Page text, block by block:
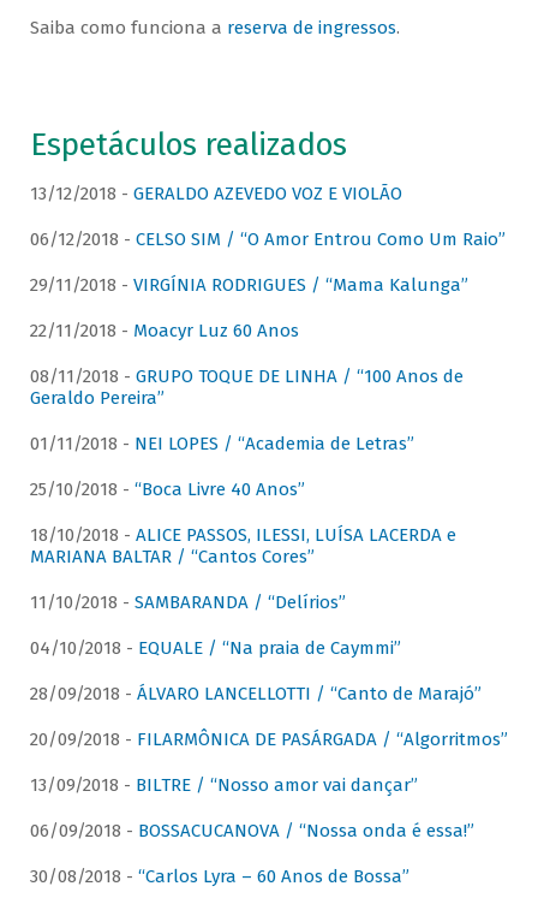
Saiba como funciona a reserva de ingressos.
Espetáculos realizados
13/12/2018 - GERALDO AZEVEDO VOZ E VIOLÃO
06/12/2018 - CELSO SIM / “O Amor Entrou Como Um Raio”
29/11/2018 - VIRGÍNIA RODRIGUES / “Mama Kalunga”
22/11/2018 - Moacyr Luz 60 Anos
08/11/2018 - GRUPO TOQUE DE LINHA / “100 Anos de
Geraldo Pereira”
01/11/2018 - NEI LOPES / “Academia de Letras”
25/10/2018 - “Boca Livre 40 Anos”
18/10/2018 - ALICE PASSOS, ILESSI, LUÍSA LACERDA e
MARIANA BALTAR / “Cantos Cores”
11/10/2018 - SAMBARANDA / “Delírios”
04/10/2018 - EQUALE / “Na praia de Caymmi”
28/09/2018 - ÁLVARO LANCELLOTTI / “Canto de Marajó”
20/09/2018 - FILARMÔNICA DE PASÁRGADA / “Algorritmos”
13/09/2018 - BILTRE / “Nosso amor vai dançar”
06/09/2018 - BOSSACUCANOVA / “Nossa onda é essa!”
30/08/2018 - “Carlos Lyra – 60 Anos de Bossa”